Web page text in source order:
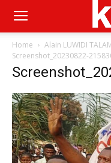
Home
Alain LUWIDI
Screenshot_20230822-